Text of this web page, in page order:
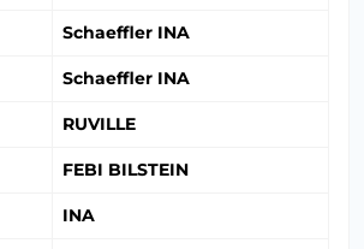
Schaeffler INA
Schaeffler INA
RUVILLE
FEBI BILSTEIN
INA